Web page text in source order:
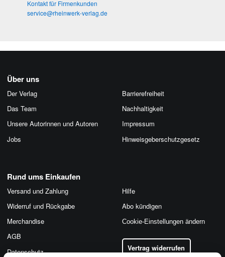
Kontakt für Firmenkunden
service@rheinwerk-verlag.de
Über uns
Der Verlag
Das Team
Unsere Autorinnen und Autoren
Jobs
Barrierefreiheit
Nachhaltigkeit
Impressum
Hinweis­geber­schutz­gesetz
Rund ums Einkaufen
Versand und Zahlung
Widerruf und Rückgabe
Merchandise
AGB
Datenschutz
Hilfe
Abo kündigen
Cookie-Einstellungen ändern
Vertrag widerrufen